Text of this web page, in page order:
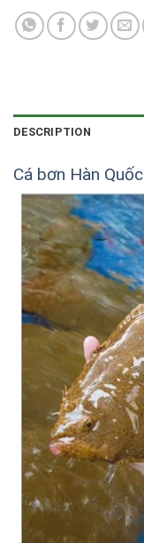
DESCRIPTION
Cá bơn Hàn Quốc